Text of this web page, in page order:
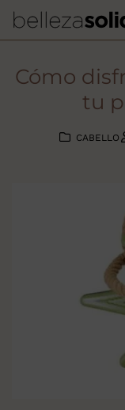
Cómo
tu
CABELLO